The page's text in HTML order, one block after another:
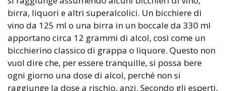
birra, liquori e altri superalcolici. Un bicchiere di
vino da 125 ml o una birra in un boccale da 330 ml
apportano circa 12 grammi di alcol, così come un
bicchierino classico di grappa o liquore. Questo non
vuol dire che, per essere tranquille, si possa bere
ogni giorno una dose di alcol, perché non si
raggiunge la dose a rischio, anzi. Secondo gli esperti,